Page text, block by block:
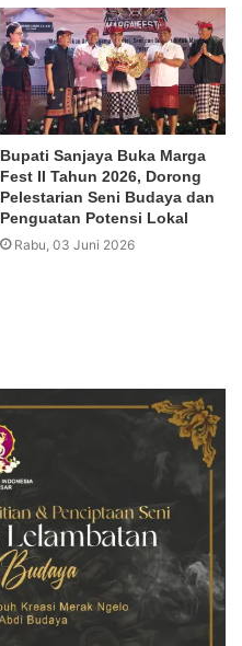
Bupati Sanjaya Buka Marga
Fest II Tahun 2026, Dorong
Pelestarian Seni Budaya dan
Penguatan Potensi Lokal
Rabu, 03 Juni 2026